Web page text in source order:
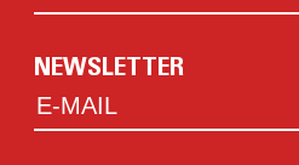
NEWSLETTER